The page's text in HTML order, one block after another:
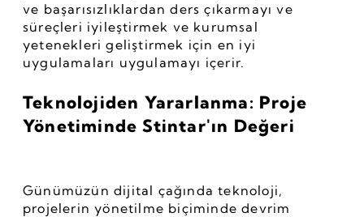
ve başarısızlıklardan ders çıkarmayı ve
süreçleri iyileştirmek ve kurumsal
yetenekleri geliştirmek için en iyi
uygulamaları uygulamayı içerir.
Teknolojiden Yararlanma: Proje
Yönetiminde Stintar'ın Değeri
Günümüzün dijital çağında teknoloji,
projelerin yönetilme biçiminde devrim